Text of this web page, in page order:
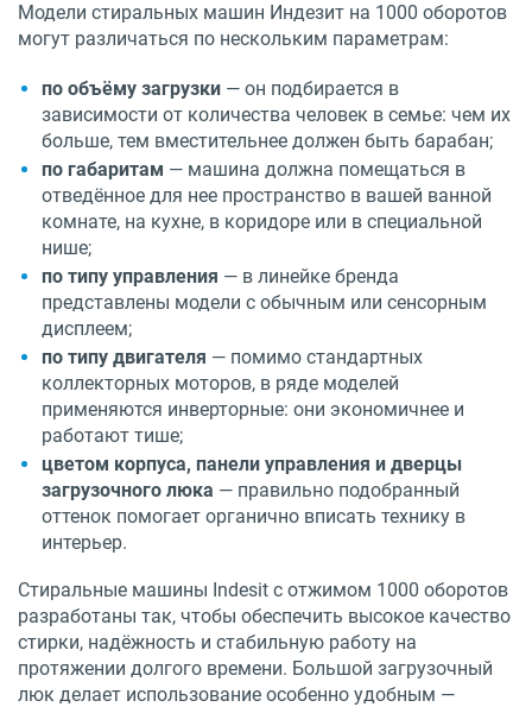
Модели стиральных машин Индезит на 1000 оборотов
могут различаться по нескольким параметрам:
по объёму загрузки — он подбирается в
зависимости от количества человек в семье: чем их
больше, тем вместительнее должен быть барабан;
по габаритам — машина должна помещаться в
отведённое для нее пространство в вашей ванной
комнате, на кухне, в коридоре или в специальной
нише;
по типу управления — в линейке бренда
представлены модели с обычным или сенсорным
дисплеем;
по типу двигателя — помимо стандартных
коллекторных моторов, в ряде моделей
применяются инверторные: они экономичнее и
работают тише;
цветом корпуса, панели управления и дверцы
загрузочного люка — правильно подобранный
оттенок помогает органично вписать технику в
интерьер.
Стиральные машины Indesit с отжимом 1000 оборотов
разработаны так, чтобы обеспечить высокое качество
стирки, надёжность и стабильную работу на
протяжении долгого времени. Большой загрузочный
люк делает использование особенно удобным —